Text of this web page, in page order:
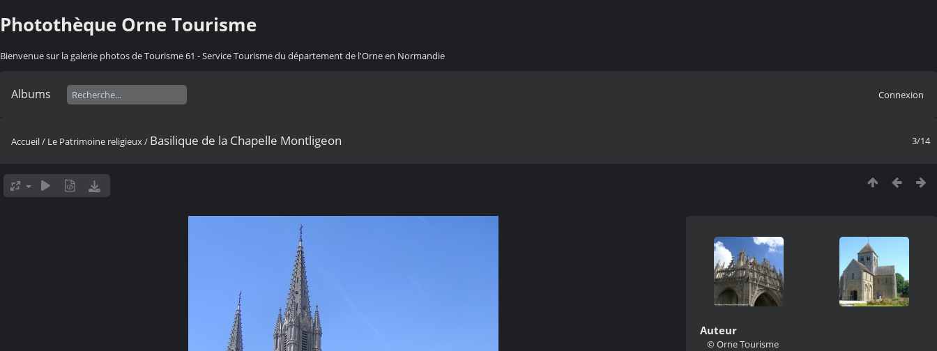
Photothèque Orne Tourisme
Bienvenue sur la galerie photos de Tourisme 61 - Service Tourisme du département de l'Orne en Normandie
Albums Connexion
3/14
Accueil/ Le Patrimoine religieux/ Basilique de la Chapelle Montligeon
Auteur
© Orne Tourisme